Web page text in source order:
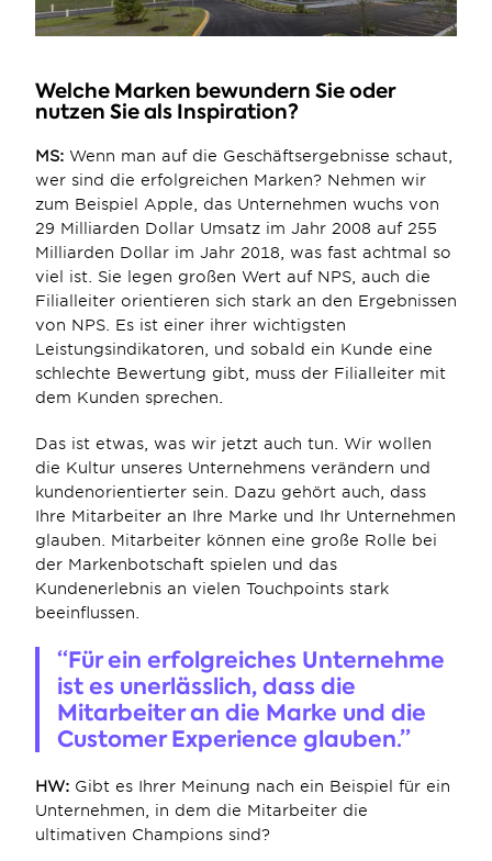
Welche Marken bewundern Sie oder
nutzen Sie als Inspiration?
MS: Wenn man auf die Geschäftsergebnisse schaut,
wer sind die erfolgreichen Marken? Nehmen wir
zum Beispiel Apple, das Unternehmen wuchs von
29 Milliarden Dollar Umsatz im Jahr 2008 auf 255
Milliarden Dollar im Jahr 2018, was fast achtmal so
viel ist. Sie legen großen Wert auf NPS, auch die
Filialleiter orientieren sich stark an den Ergebnissen
von NPS. Es ist einer ihrer wichtigsten
Leistungsindikatoren, und sobald ein Kunde eine
schlechte Bewertung gibt, muss der Filialleiter mit
dem Kunden sprechen.
Das ist etwas, was wir jetzt auch tun. Wir wollen
die Kultur unseres Unternehmens verändern und
kundenorientierter sein. Dazu gehört auch, dass
Ihre Mitarbeiter an Ihre Marke und Ihr Unternehmen
glauben. Mitarbeiter können eine große Rolle bei
der Markenbotschaft spielen und das
Kundenerlebnis an vielen Touchpoints stark
beeinflussen.
“Für ein erfolgreiches Unternehme
ist es unerlässlich, dass die
Mitarbeiter an die Marke und die
Customer Experience glauben.”
HW: Gibt es Ihrer Meinung nach ein Beispiel für ein
Unternehmen, in dem die Mitarbeiter die
ultimativen Champions sind?